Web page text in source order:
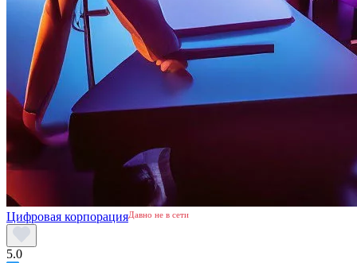
Цифровая корпорацияДавно не в сети
5.0